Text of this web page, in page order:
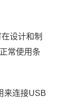
设计和制
常使用条
来连接USB